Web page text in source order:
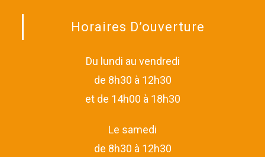
Horaires D’ouverture
Du lundi au vendredi
de 8h30 à 12h30
et de 14h00 à 18h30
Le samedi
de 8h30 à 12h30